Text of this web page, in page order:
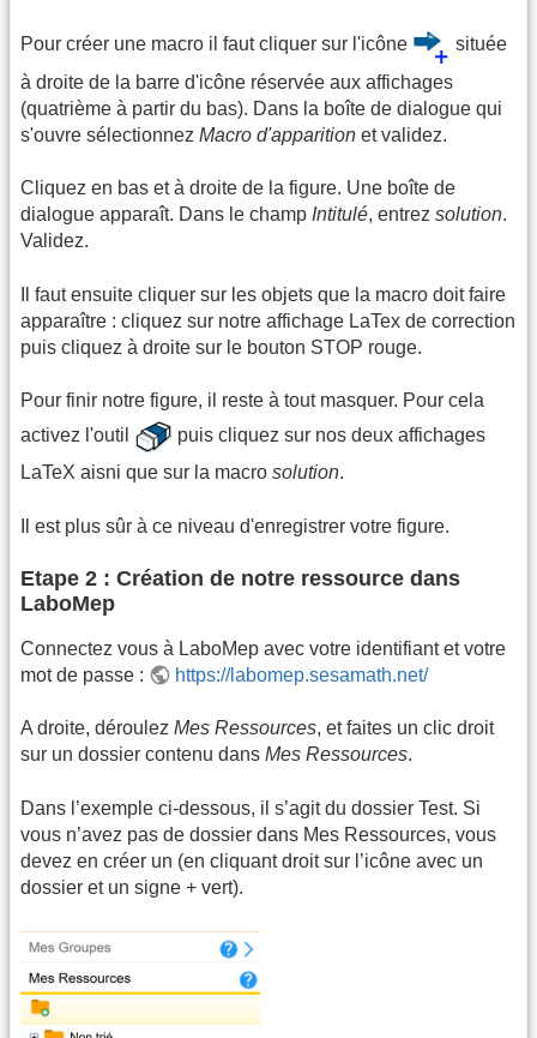
Pour créer une macro il faut cliquer sur l'icône
située
à droite de la barre d'icône réservée aux affichages
(quatrième à partir du bas). Dans la boîte de dialogue qui
s'ouvre sélectionnez Macro d'apparition et validez.
Cliquez en bas et à droite de la figure. Une boîte de
dialogue apparaît. Dans le champ Intitulé, entrez solution.
Validez.
Il faut ensuite cliquer sur les objets que la macro doit faire
apparaître : cliquez sur notre affichage LaTex de correction
puis cliquez à droite sur le bouton STOP rouge.
Pour finir notre figure, il reste à tout masquer. Pour cela
activez l'outil
puis cliquez sur nos deux affichages
LaTeX aisni que sur la macro solution.
Il est plus sûr à ce niveau d'enregistrer votre figure.
Etape 2 : Création de notre ressource dans
LaboMep
Connectez vous à LaboMep avec votre identifiant et votre
mot de passe :
https://labomep.sesamath.net/
A droite, déroulez Mes Ressources, et faites un clic droit
sur un dossier contenu dans Mes Ressources.
Dans l’exemple ci-dessous, il s’agit du dossier Test. Si
vous n’avez pas de dossier dans Mes Ressources, vous
devez en créer un (en cliquant droit sur l’icône avec un
dossier et un signe + vert).